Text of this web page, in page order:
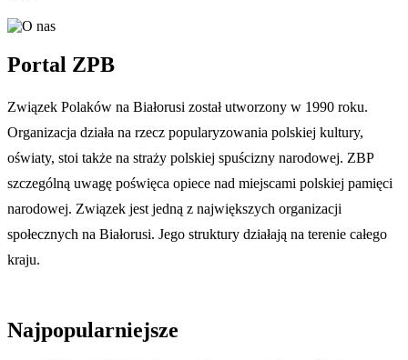
Portal ZPB
Związek Polaków na Białorusi został utworzony w 1990 roku.
Organizacja działa na rzecz popularyzowania polskiej kultury,
oświaty, stoi także na straży polskiej spuścizny narodowej. ZBP
szczególną uwagę poświęca opiece nad miejscami polskiej pamięci
narodowej. Związek jest jedną z największych organizacji
społecznych na Białorusi. Jego struktury działają na terenie całego
kraju.
Najpopularniejsze